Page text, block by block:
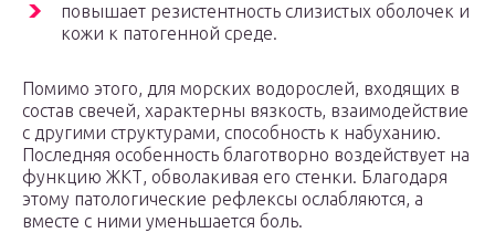
повышает резистентность слизистых оболочек и
кожи к патогенной среде.
Помимо этого, для морских водорослей, входящих в
состав свечей, характерны вязкость, взаимодействие
с другими структурами, способность к набуханию.
Последняя особенность благотворно воздействует на
функцию ЖКТ, обволакивая его стенки. Благодаря
этому патологические рефлексы ослабляются, а
вместе с ними уменьшается боль.